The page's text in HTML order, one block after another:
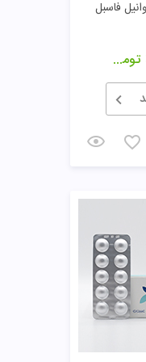
فاسبل
تومان